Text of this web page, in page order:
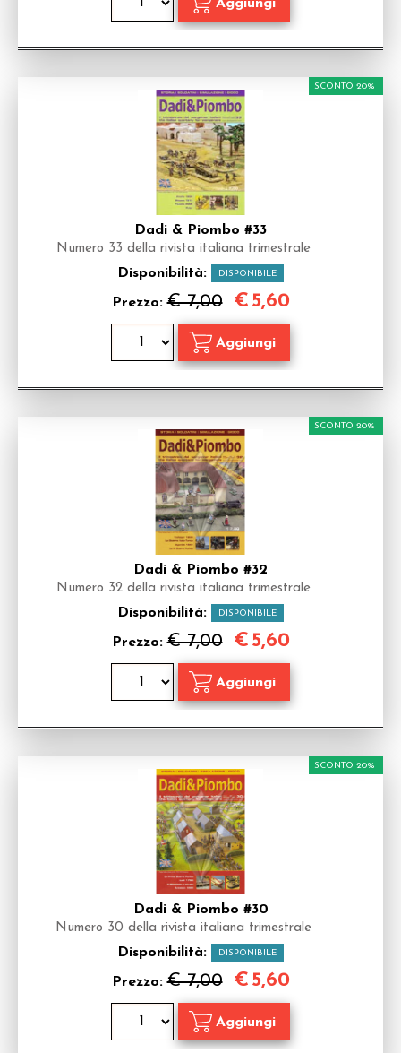
Dadi & Piombo #33
Numero 33 della rivista italiana trimestrale
Disponibilità: DISPONIBILE
Prezzo:€ 7,00
SCONTO 20%
€ 5,60
Dadi & Piombo #32
Numero 32 della rivista italiana trimestrale
Disponibilità: DISPONIBILE
Prezzo:€ 7,00
SCONTO 20%
€ 5,60
Dadi & Piombo #30
Numero 30 della rivista italiana trimestrale
Disponibilità: DISPONIBILE
Prezzo:€ 7,00
SCONTO 20%
€ 5,60